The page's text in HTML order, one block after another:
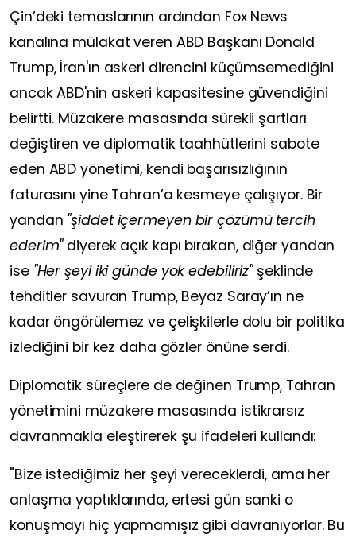
Çin’deki temaslarının ardından Fox News
kanalına mülakat veren ABD Başkanı Donald
Trump, İran'ın askeri direncini küçümsemediğini
ancak ABD'nin askeri kapasitesine güvendiğini
belirtti. Müzakere masasında sürekli şartları
değiştiren ve diplomatik taahhütlerini sabote
eden ABD yönetimi, kendi başarısızlığının
faturasını yine Tahran’a kesmeye çalışıyor. Bir
yandan "şiddet içermeyen bir çözümü tercih
ederim"diyerek açık kapı bırakan, diğer yandan
ise "Her şeyi iki günde yok edebiliriz"şeklinde
tehditler savuran Trump, Beyaz Saray’ın ne
kadar öngörülemez ve çelişkilerle dolu bir politika
izlediğini bir kez daha gözler önüne serdi.
Diplomatik süreçlere de değinen Trump, Tahran
yönetimini müzakere masasında istikrarsız
davranmakla eleştirerek şu ifadeleri kullandı:
"Bize istediğimiz her şeyi vereceklerdi, ama her
anlaşma yaptıklarında, ertesi gün sanki o
konuşmayı hiç yapmamışız gibi davranıyorlar. Bu